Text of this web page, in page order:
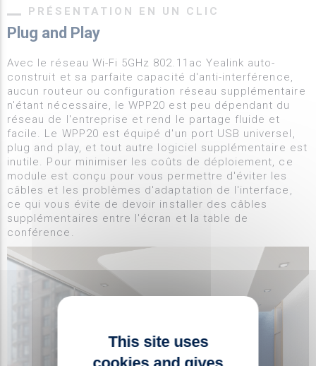
PRÉSENTATION EN UN CLIC
Plug and Play
Avec le réseau Wi-Fi 5GHz 802.11ac Yealink auto-
construit et sa parfaite capacité d'anti-interférence,
aucun routeur ou configuration réseau supplémentaire
n'étant nécessaire, le WPP20 est peu dépendant du
réseau de l'entreprise et rend le partage fluide et
facile. Le WPP20 est équipé d'un port USB universel,
plug and play, et tout autre logiciel supplémentaire est
inutile. Pour minimiser les coûts de déploiement, ce
module est conçu pour vous permettre d'éviter les
câbles et les problèmes d'adaptation de l'interface,
ce qui vous évite de devoir installer des câbles
supplémentaires entre l'écran et la table de
conférence.
This site uses